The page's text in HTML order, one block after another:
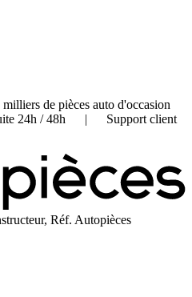
de pièces auto d'occasion
24h / 48h | Support client
Réf. Autopièces